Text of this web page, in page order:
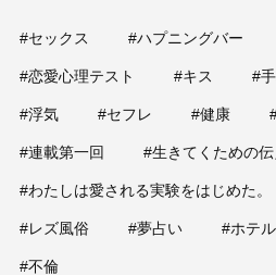
#セックス #ハプニングバー
#恋愛心理テスト #キス #
#浮気 #セフレ #健康
#連載第一回 #生きてくための
#わたしは愛される実験をはじめた。
#レズ風俗 #夢占い #ホテル
#不倫